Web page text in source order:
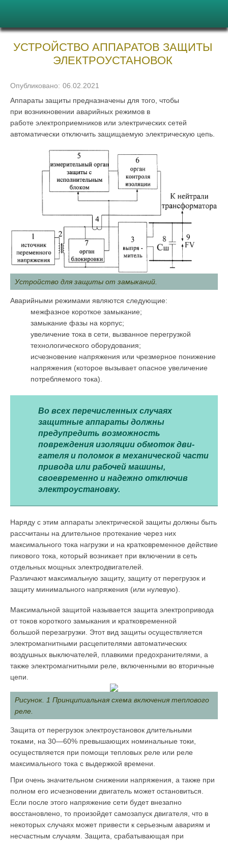
УСТРОЙСТВО АППАРАТОВ ЗАЩИТЫ
ЭЛЕКТРОУСТАНОВОК
Опубликовано: 06.02.2021
Аппараты защиты предназначены для того, чтобы
при возникновении аварийных режимов в
работе электроприемников или электрических сетей
автоматически отключить защищаемую электрическую цепь.
Устройство для защиты от замыканий.
Аварийными режимами являются следующие:
межфазное короткое замыкание;
замыкание фазы на корпус;
увеличение тока в сети, вызванное перегрузкой
технологи­ческого оборудования;
исчезновение напряжения или чрезмерное понижение
напря­жения (которое вызывает опасное увеличение
потребляемого тока).
Во всех перечисленных случаях
защитные аппараты должны
предупредить возможность
повреждения изоляции обмоток дви­
гателя и поломок в механической части
привода или рабочей ма­шины,
своевременно и надежно отключив
электроустановку.
Наряду с этим аппараты электрической защиты должны быть
рассчитаны на длительное протекание через них
максимального тока нагрузки и на кратковременное действие
пикового тока, ко­торый возникает при включении в сеть
отдельных мощных электро­двигателей.
Различают максимальную защиту, защиту от перегрузок и
защиту минимального напряжения (или нулевую).
Максимальной защитой называется защита электропривода
от токов короткого замыкания и кратковременной
большой перезагрузки. Этот вид защиты осуществляется
электромагнитными расцепителями автоматических
воздушных выключателей, плавкими предохранителями, а
также электромагнитными реле, включенными во вторичные
цепи.
Рисунок. 1 Принципиальная схема включения теплового
реле.
Защита от перегрузок электроустановок длительными
токами, на 30—60% превышающих номинальные токи,
осуществляется при помощи тепловых реле или реле
максимального тока с выдерж­кой времени.
При очень значительном снижении напряжения, а также при
полном его исчезновении двигатель может остановиться.
Если после этого напряжение сети будет внезапно
восстановлено, то произойдет самозапуск двигателя, что в
некоторых случаях может привести к серьезным авариям и
несчастным случаям. Защита, срабатывающая при